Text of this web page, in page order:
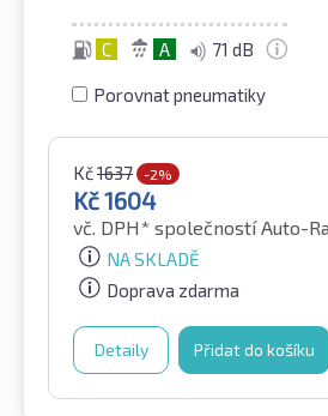
C A 71 dB
Porovnat pneumatiky
Kč1637 -2%
Kč1604
vč. DPH* společností Auto-
NA SKLADĚ
Doprava zdarma
Detaily Přidat do košíku